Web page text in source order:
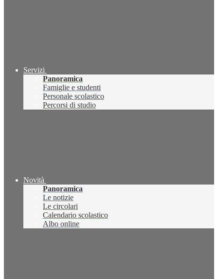
Servizi
Panoramica
Famiglie e studenti
Personale scolastico
Percorsi di studio
Novità
Panoramica
Le notizie
Le circolari
Calendario scolastico
Albo online